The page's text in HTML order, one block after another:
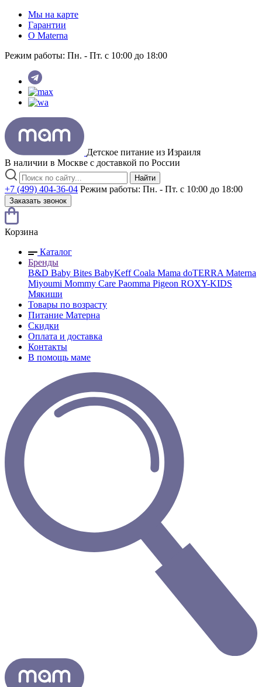
Мы на карте
Гарантии
O Materna
Режим работы: Пн. - Пт. с 10:00 до 18:00
Детское питание из Израиля
В наличии в Москве с доставкой по России
Найти
+7 (499) 404-36-04 Режим работы: Пн. - Пт. с 10:00 до 18:00
Заказать звонок
Корзина
Каталог
Бренды
B&D Baby Bites BabyKeffCoala Mama doTERRA Materna
Miyoumi Mommy Care Paomma Pigeon ROXY-KIDS
Мякиши
Товары по возрасту
Питание Матерна
Скидки
Оплата и доставка
Контакты
В помощь маме